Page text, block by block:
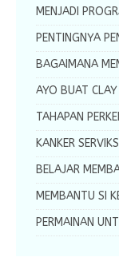
MENJADI
PENTINGNYA
BAGAIMANA
AYO BUAT CLAY
TAHAPAN
KANKER
BELAJAR
MEMBANTU SI
PERMAINAN